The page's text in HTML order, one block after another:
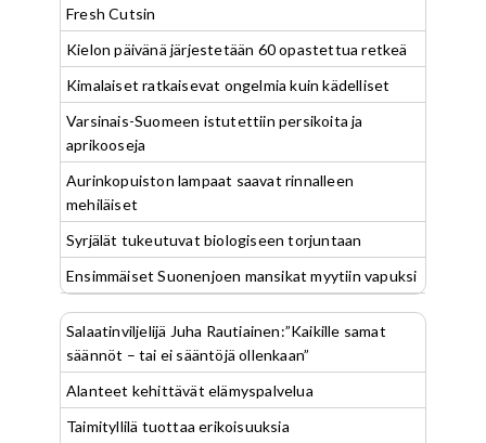
Fresh Cutsin
Kielon päivänä järjestetään 60 opastettua retkeä
Kimalaiset ratkaisevat ongelmia kuin kädelliset
Varsinais-Suomeen istutettiin persikoita ja
aprikooseja
Aurinkopuiston lampaat saavat rinnalleen
mehiläiset
Syrjälät tukeutuvat biologiseen torjuntaan
Ensimmäiset Suonenjoen mansikat myytiin vapuksi
Salaatinviljelijä Juha Rautiainen:”Kaikille samat
säännöt – tai ei sääntöjä ollenkaan”
Alanteet kehittävät elämyspalvelua
Taimityllilä tuottaa erikoisuuksia